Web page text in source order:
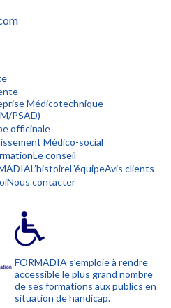
Médicotechnique
PSAD)
officinale
Médico-social
Le conseil
L’histoireL’équipeAvis clients
Nous contacter
FORMADIA s’emploie à rendre
accessible le plus grand nombre
de ses formations aux publics en
situation de handicap.